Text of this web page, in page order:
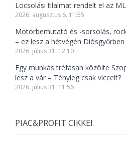
Locsolási tilalmat rendelt el az
2026. augusztus 6. 11:55
Motorbemutató és -sorsolás,
– ez lesz a hétvégén Diósgyőrben
2026. július 31. 12:10
Egy munkás tréfásan közölte
lesz a vár – Tényleg csak viccelt?
2026. július 31. 11:56
PIAC&PROFIT CIKKEI